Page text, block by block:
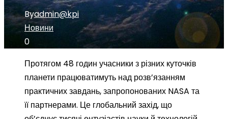
Byadmin@kpi
Новини
0
Протягом 48 годин учасники з різних куточків
планети працюватимуть над розв’язанням
практичних завдань, запропонованих NASA та
її партнерами. Це глобальний захід, що